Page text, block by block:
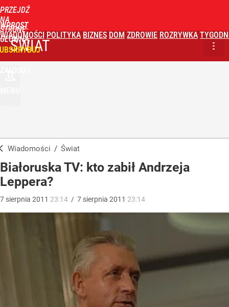
PRZEJDŹ
NA
STRONĘ
GŁÓWNĄ
WPROST
WIADOMOŚCI POLITYKA BIZNES DOM ZDROWIE ROZRYWKA
ŚWIAT
Wiadomości / Świat
Białoruska TV: kto zabił Andrzeja
Leppera?
7 sierpnia 2011 23:14 / 7 sierpnia 2011 23:14